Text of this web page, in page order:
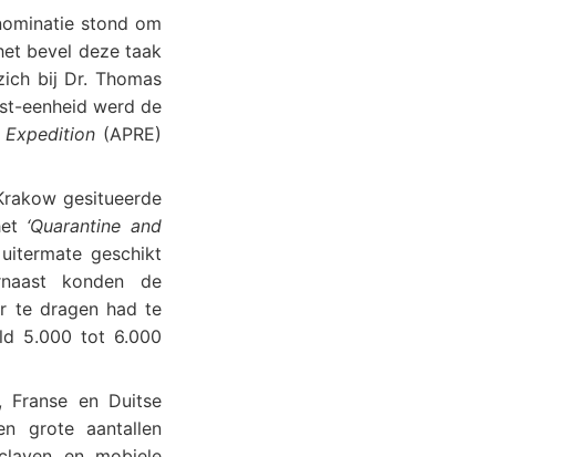
stond om
bevel deze taak
bij Dr. Thomas
eenheid werd de
Expedition(APRE)
gesitueerde
‘Quarantine and
geschikt
konden de
te dragen had te
5.000 tot 6.000
Franse en Duitse
grote aantallen